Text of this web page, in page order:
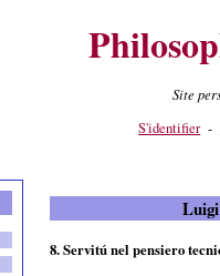
Site
S'identifier -
8. Servitú nel pensiero